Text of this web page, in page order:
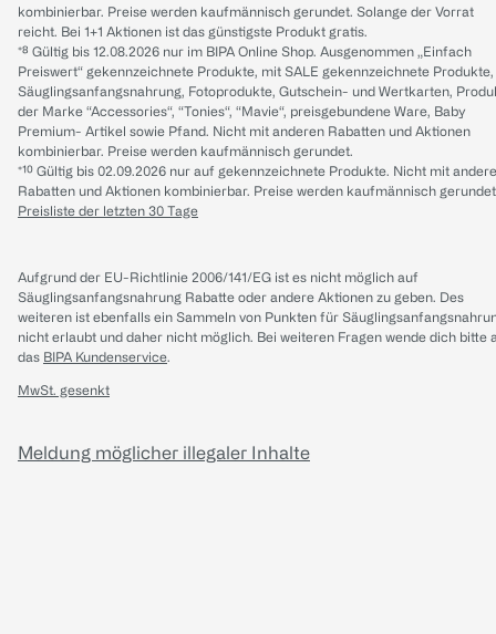
kombinierbar. Preise werden kaufmännisch gerundet. Solange der Vorrat
reicht. Bei 1+1 Aktionen ist das günstigste Produkt gratis.
*⁸ Gültig bis 12.08.2026 nur im BIPA Online Shop. Ausgenommen „Einfach
Preiswert“ gekennzeichnete Produkte, mit SALE gekennzeichnete Produkte,
Säuglingsanfangsnahrung, Fotoprodukte, Gutschein- und Wertkarten,
der Marke “Accessories“, “Tonies“, “Mavie“, preisgebundene Ware, Baby
Premium- Artikel sowie Pfand. Nicht mit anderen Rabatten und Aktionen
kombinierbar. Preise werden kaufmännisch gerundet.
*¹⁰ Gültig bis 02.09.2026 nur auf gekennzeichnete Produkte. Nicht mit
Rabatten und Aktionen kombinierbar. Preise werden kaufmännisch
Preisliste der letzten 30 Tage
Aufgrund der EU-Richtlinie 2006/141/EG ist es nicht möglich auf
Säuglingsanfangsnahrung Rabatte oder andere Aktionen zu geben. Des
weiteren ist ebenfalls ein Sammeln von Punkten für
nicht erlaubt und daher nicht möglich. Bei weiteren Fragen wende dich bitte
das BIPA Kundenservice.
MwSt. gesenkt
Meldung möglicher illegaler Inhalte